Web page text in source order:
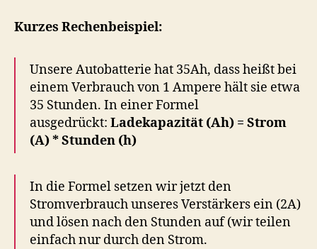
Kurzes Rechenbeispiel:
Unsere Autobatterie hat 35Ah, dass heißt bei
einem Verbrauch von 1 Ampere hält sie etwa
35 Stunden. In einer Formel
ausgedrückt: Ladekapazität (Ah) = Strom
(A) * Stunden (h)
In die Formel setzen wir jetzt den
Stromverbrauch unseres Verstärkers ein (2A)
und lösen nach den Stunden auf (wir teilen
einfach nur durch den Strom.